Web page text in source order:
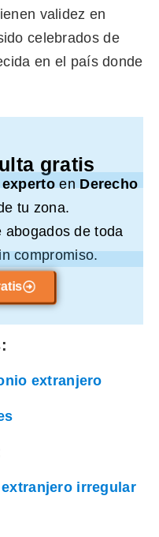
validez en
celebrados de
en el país donde
gratis
expertoen Derecho
tu zona.
abogados de toda
compromiso.
extranjero
irregular